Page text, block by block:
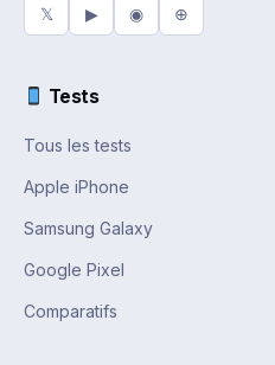
𝕏 ▶ ◉ ⊕
Tests
Tous les tests
Apple iPhone
Samsung Galaxy
Google Pixel
Comparatifs